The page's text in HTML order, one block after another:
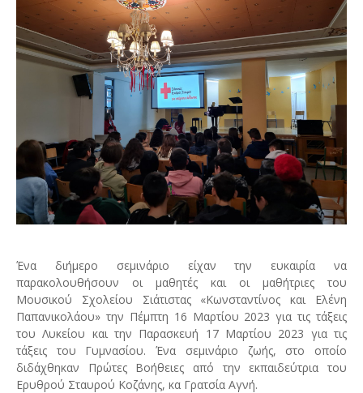
Ένα διήμερο σεμινάριο είχαν την ευκαιρία να
παρακολουθήσουν οι μαθητές και οι μαθήτριες του
Μουσικού Σχολείου Σιάτιστας «Κωνσταντίνος και Ελένη
Παπανικολάου» την Πέμπτη 16 Μαρτίου 2023 για τις τάξεις
του Λυκείου και την Παρασκευή 17 Μαρτίου 2023 για τις
τάξεις του Γυμνασίου. Ένα σεμινάριο ζωής, στο οποίο
διδάχθηκαν Πρώτες Βοήθειες από την εκπαιδεύτρια του
Ερυθρού Σταυρού Κοζάνης, κα Γρατσία Αγνή.